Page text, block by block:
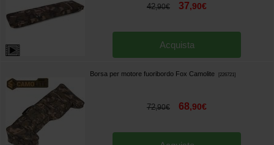
42,90€ 37,90€
Acquista
Borsa per motore fuoribordo Fox Camolite 226721]
72,90€ 68,90€